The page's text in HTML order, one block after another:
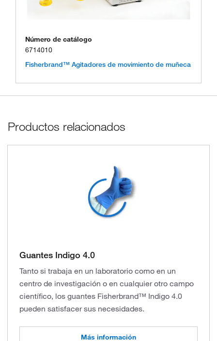
Número de catálogo
6714010
Fisherbrand™ Agitadores de movimiento de muñeca
Productos relacionados
Guantes Indigo 4.0
Tanto si trabaja en un laboratorio como en un
centro de investigación o en cualquier otro campo
científico, los guantes Fisherbrand™ Indigo 4.0
pueden satisfacer sus necesidades.
Más información